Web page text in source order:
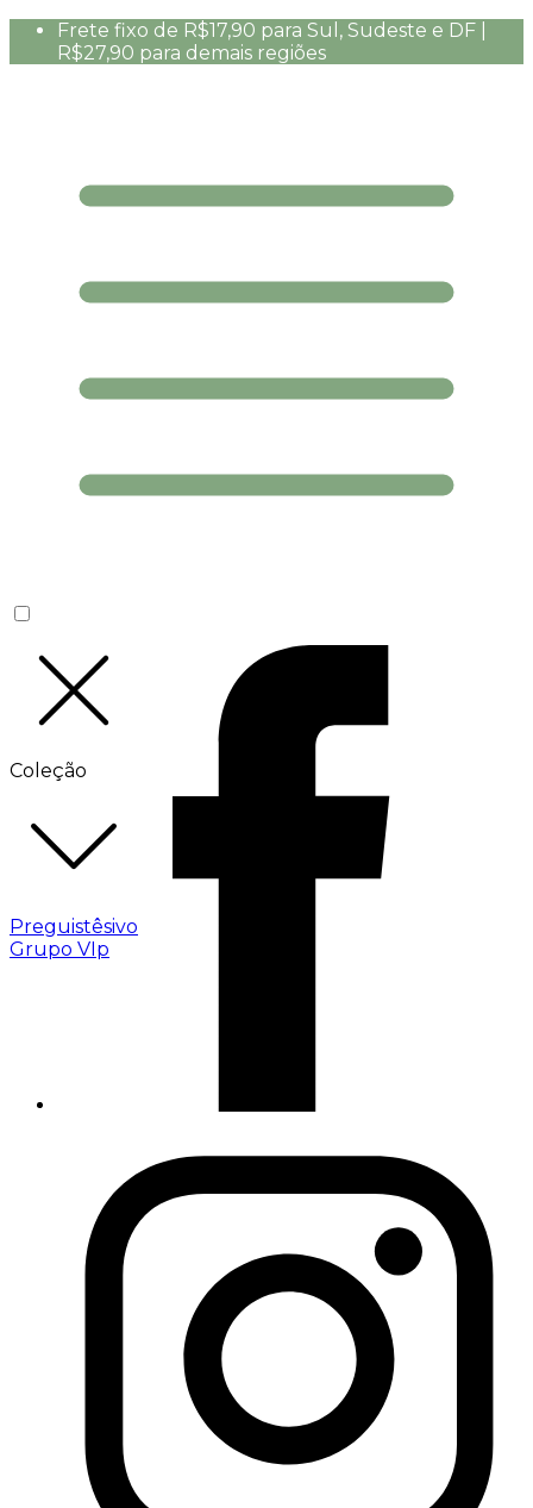
Frete fixo de R$17,90 para Sul, Sudeste e DF |
R$27,90 para demais regiões
Coleção
Preguistêsivo
Grupo VIp